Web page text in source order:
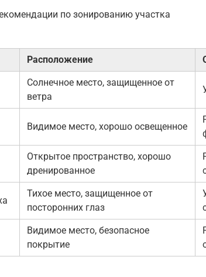
по зонированию участка
Расположение
Солнечное место, защищенное от
ветра
Видимое место, хорошо освещенное
Открытое пространство, хорошо
дренированное
Тихое место, защищенное от
посторонних глаз
Видимое место, безопасное
покрытие